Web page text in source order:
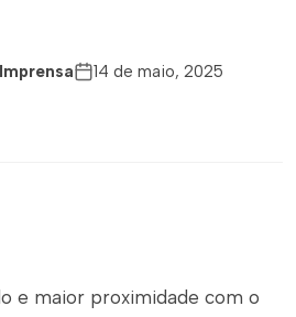
14 de maio, 2025
e maior proximidade com o